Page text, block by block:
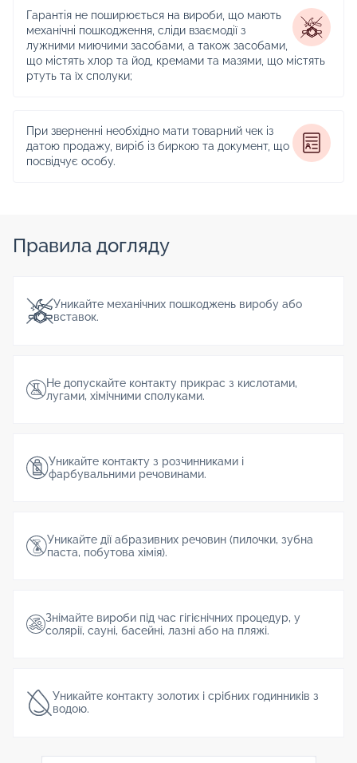
Гарантія не поширюється на вироби, що мають
механічні пошкодження, сліди взаємодії з
лужними миючими засобами, а також засобами,
що містять хлор та йод, кремами та мазями, що містять
ртуть та їх сполуки;
При зверненні необхідно мати товарний чек із
датою продажу, виріб із биркою та документ, що
посвідчує особу.
Правила догляду
Уникайте механічних пошкоджень виробу або
вставок.
Не допускайте контакту прикрас з кислотами,
лугами, хімічними сполуками.
Уникайте контакту з розчинниками і
фарбувальними речовинами.
Уникайте дії абразивних речовин (пилочки, зубна
паста, побутова хімія).
Знімайте вироби під час гігієнічних процедур, у
солярії, сауні, басейні, лазні або на пляжі.
Уникайте контакту золотих і срібних годинників з
водою.